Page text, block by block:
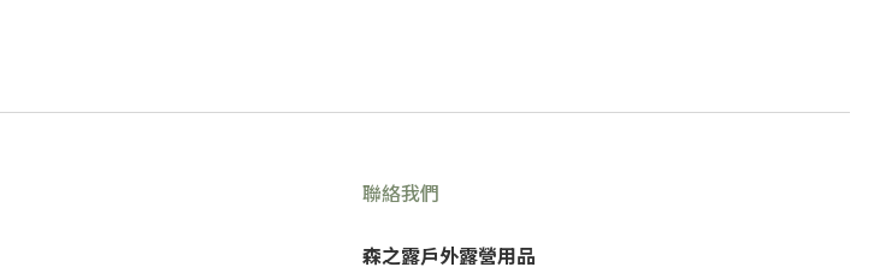
聯絡我們
森之露戶外露營用品